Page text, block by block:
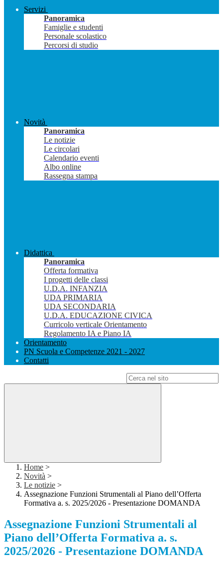
Servizi
Panoramica
Famiglie e studenti
Personale scolastico
Percorsi di studio
Novità
Panoramica
Le notizie
Le circolari
Calendario eventi
Albo online
Rassegna stampa
Didattica
Panoramica
Offerta formativa
I progetti delle classi
U.D.A. INFANZIA
UDA PRIMARIA
UDA SECONDARIA
U.D.A. EDUCAZIONE CIVICA
Curricolo verticale Orientamento
Regolamento IA e Piano IA
Orientamento
PN Scuola e Competenze 2021 - 2027
Contatti
Home >
Novità >
Le notizie >
Assegnazione Funzioni Strumentali al Piano dell’Offerta
Formativa a. s. 2025/2026 - Presentazione DOMANDA
Assegnazione Funzioni Strumentali al
Piano dell’Offerta Formativa a. s.
2025/2026 - Presentazione DOMANDA